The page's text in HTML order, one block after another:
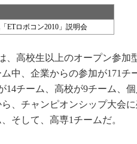
ETロボコン2010」説明会
高校生以上のオープン参加
中、企業からの参加が171チ
チーム、高校が9チーム、個
、チャンピオンシップ大会に
そして、高専1チームだ。